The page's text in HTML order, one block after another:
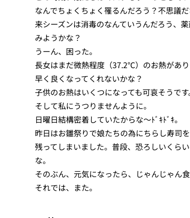
なんでちょくちょく罹るんだろう？不思議だ
来シーズンは消毒のなんていうんだろう、
みようかな？
うーん、困った。
長女はまだ微熱程度（37.2℃）のお熱があ
早く良くなってくれないかな？
子供のお熱はいくつになっても可哀そうです
そして私にうつりませんように。
日曜日結構密着していたからな～ﾄﾞｷﾄﾞｷ。
昨日はお雛祭りで娘たちの為にちらし寿司
残ってしまいました。普段、恐ろしいくら
な。
そのぶん、元気になったら、じゃんじゃん
それでは、また。